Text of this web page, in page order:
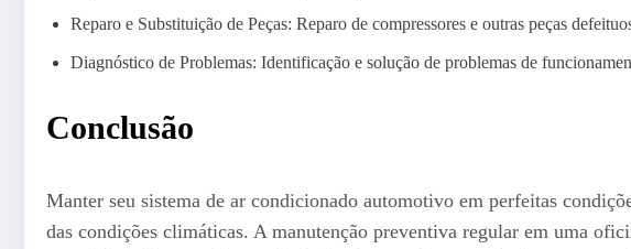
Reparo e Substituição de Peças: Reparo de compressores e outras peças
Diagnóstico de Problemas: Identificação e solução de problemas de
Conclusão
Manter seu sistema de ar condicionado automotivo em perfeitas
das condições climáticas. A manutenção preventiva regular em uma